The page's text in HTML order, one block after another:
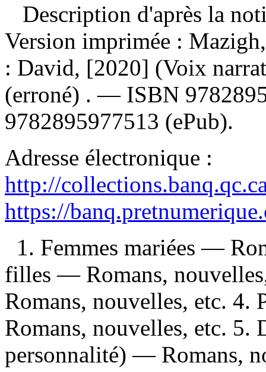
Description d'après la
Version imprimée :
: David, [2020] (Voix
(erroné) . — ISBN
9782895977513 (ePub).
Adresse électronique :
http://
https://
1. Femmes mariées —
filles — Romans,
Romans, nouvelles, etc.
Romans, nouvelles, etc. 5.
personnalité) — Romans,